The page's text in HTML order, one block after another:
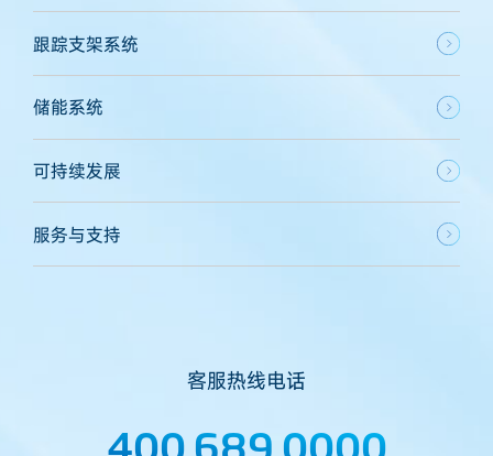
跟踪支架系统
储能系统
可持续发展
服务与支持
客服热线电话